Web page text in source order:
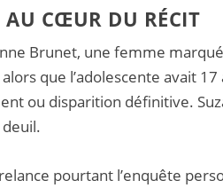
CŒUR DU RÉCIT
Brunet, une femme
que l’adolescente avait
ou disparition définitive.
pourtant l’enquête